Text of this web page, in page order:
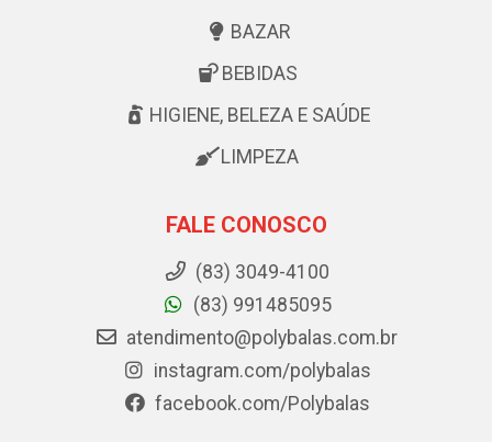
BAZAR
BEBIDAS
HIGIENE, BELEZA E SAÚDE
LIMPEZA
FALE CONOSCO
(83) 3049-4100
(83) 991485095
atendimento@polybalas.com.br
instagram.com/polybalas
facebook.com/Polybalas